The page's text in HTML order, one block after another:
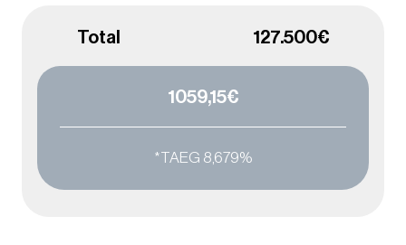
Total 127.500€
1059,15€
*TAEG 8,679%